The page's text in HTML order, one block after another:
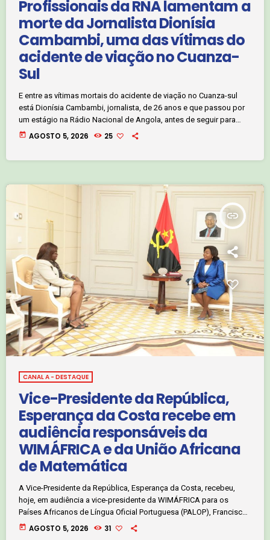
Profissionais da RNA lamentam a
morte da Jornalista Dionísia
Cambambi, uma das vítimas do
acidente de viação no Cuanza-
Sul
E entre as vítimas mortais do acidente de viação no Cuanza-sul
está Dionísia Cambambi, jornalista, de 26 anos e que passou por
um estágio na Rádio Nacional de Angola, antes de seguir para
outros desafios. Bastante disciplinada, Dionísia deixou por cá
today AGOSTO 5, 2026 25
insert_link
CANAL A - DESTAQUE
Vice-Presidente da República,
Esperança da Costa recebe em
audiência responsáveis da
WIMÁFRICA e da União Africana
de Matemática
A Vice-Presidente da República, Esperança da Costa, recebeu,
hoje, em audiência a vice-presidente da WIMÁFRICA para os
Países Africanos de Língua Oficial Portuguesa (PALOP), Francisca
Delgado. Num outro momento, Esperança da Costa recebeu,
today AGOSTO 5, 2026 31